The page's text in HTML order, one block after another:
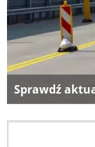
Sprawdź